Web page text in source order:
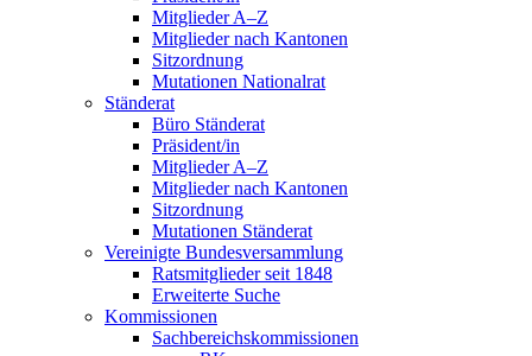
Mitglieder A–Z
Mitglieder nach Kantonen
Sitzordnung
Mutationen Nationalrat
Ständerat
Büro Ständerat
Präsident/in
Mitglieder A–Z
Mitglieder nach Kantonen
Sitzordnung
Mutationen Ständerat
Vereinigte Bundesversammlung
Ratsmitglieder seit 1848
Erweiterte Suche
Kommissionen
Sachbereichskommissionen